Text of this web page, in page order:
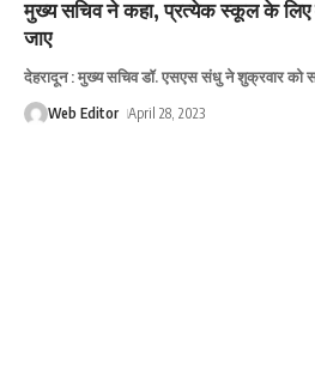
मुख्‍य सचिव ने कहा, प्रत्‍येक स्‍कूल के लिए
जाए
देहरादून : मुख्य सचिव डॉ. एसएस संधु ने शुक्रवार को
Web Editor April 28, 2023